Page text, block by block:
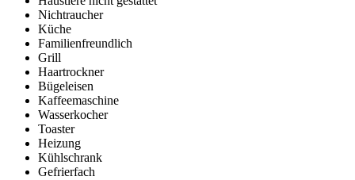
Nichtraucher
Küche
Familienfreundlich
Grill
Haartrockner
Bügeleisen
Kaffeemaschine
Wasserkocher
Toaster
Heizung
Kühlschrank
Gefrierfach